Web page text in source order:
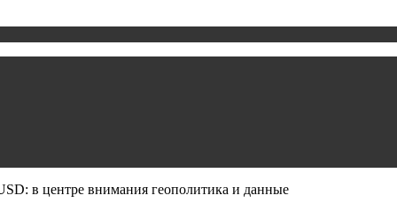
в центре внимания геополитика и данные